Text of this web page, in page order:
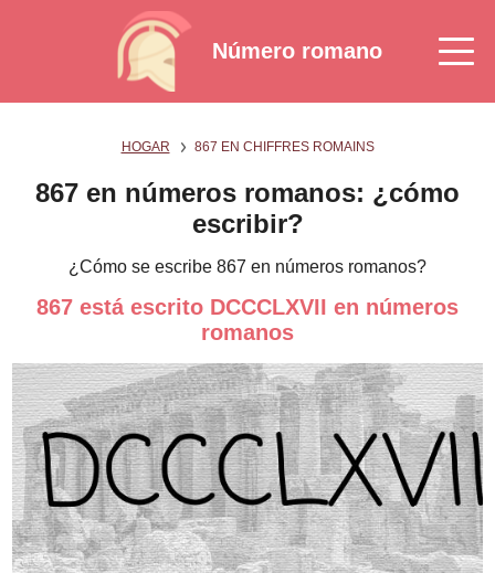
Número romano
HOGAR 867 EN CHIFFRES ROMAINS
867 en números romanos: ¿cómo
escribir?
¿Cómo se escribe 867 en números romanos?
867 está escrito DCCCLXVII en números
romanos